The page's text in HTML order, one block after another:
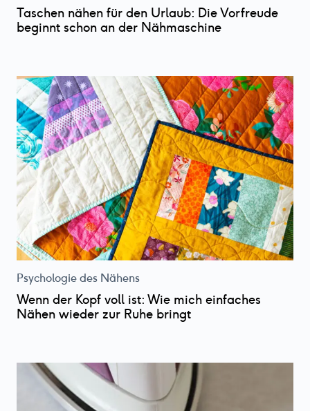
Taschen nähen für den Urlaub: Die Vorfreude
beginnt schon an der Nähmaschine
Psychologie des Nähens
Wenn der Kopf voll ist: Wie mich einfaches
Nähen wieder zur Ruhe bringt